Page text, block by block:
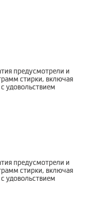
предусмотрели и
стирки, включая
удовольствием
предусмотрели и
стирки, включая
удовольствием